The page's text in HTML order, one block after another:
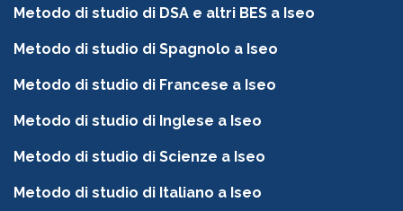
Metodo di studio di DSA e altri BES a Iseo
Metodo di studio di Spagnolo a Iseo
Metodo di studio di Francese a Iseo
Metodo di studio di Inglese a Iseo
Metodo di studio di Scienze a Iseo
Metodo di studio di Italiano a Iseo